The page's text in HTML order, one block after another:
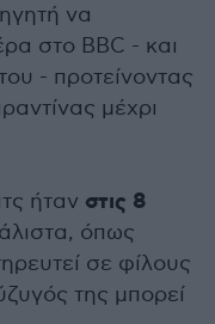
να
στο BBC - και
- προτείνοντας
μέχρι
ήταν στις 8
όπως
σε φίλους
της μπορεί